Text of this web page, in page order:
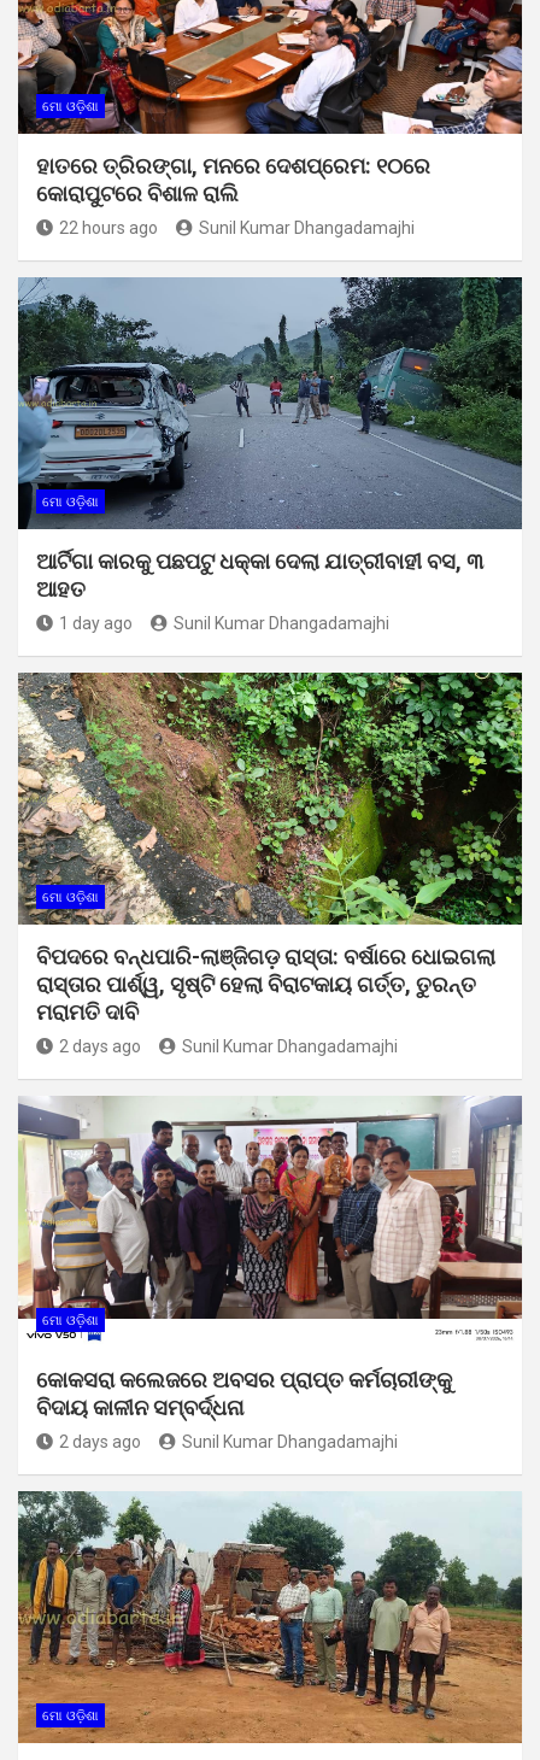
ମୋ ଓଡ଼ିଶା
ହାତରେ ତ୍ରିରଙ୍ଗା, ମନରେ ଦେଶପ୍ରେମ: ୧୦ରେ
କୋରାପୁଟରେ ବିଶାଳ ରାଲି
22 hours ago Sunil Kumar Dhangadamajhi
ମୋ ଓଡ଼ିଶା
ଆର୍ଟିଗା କାରକୁ ପଛପଟୁ ଧକ୍କା ଦେଲା ଯାତ୍ରୀବାହୀ ବସ, ୩
ଆହତ
1 day ago Sunil Kumar Dhangadamajhi
ମୋ ଓଡ଼ିଶା
ବିପଦରେ ବନ୍ଧପାରି-ଲାଞ୍ଜିଗଡ଼ ରାସ୍ତା: ବର୍ଷାରେ ଧୋଇଗଲା
ରାସ୍ତାର ପାର୍ଶ୍ୱ, ସୃଷ୍ଟି ହେଲା ବିରାଟକାୟ ଗର୍ତ୍ତ, ତୁରନ୍ତ
ମରାମତି ଦାବି
2 days ago Sunil Kumar Dhangadamajhi
ମୋ ଓଡ଼ିଶା
କୋକସରା କଲେଜରେ ଅବସର ପ୍ରାପ୍ତ କର୍ମଚାରୀଙ୍କୁ
ବିଦାୟ କାଳୀନ ସମ୍ବର୍ଦ୍ଧନା
2 days ago Sunil Kumar Dhangadamajhi
ମୋ ଓଡ଼ିଶା